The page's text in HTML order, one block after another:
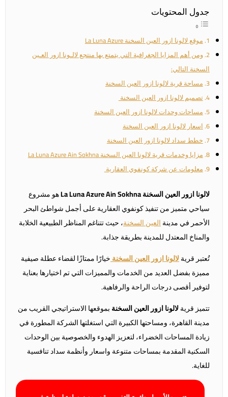
جدول المحتويات
موقع لالونا ازور العين السخنة La Luna Azure
ومن أهم المزايا الجغرافية التي يتمتع بها منتجع لالـونا ازور العـين
السخنة التالي:
مساحة قرية لالونا ازور العين السخنة
تصميم لالونا ازور العين السخنة
مساحات وحدات لالونا ازور العين السخنة
اسعار لالونا ازور العين السخنة
خطط سداد لالونا ازور العين السخنة
مزايا وخدمات قرية لالونا العين السخنة La Luna Azure Ain Sokhna
معلومات عن شركة كونفوي العقارية
لالونا ازور العين السخنة La Luna Azure Ain Sokhna
هو مشروع
سياحي متميز من تنفيذ كونفوي العقارية على أجمل شواطئ البحر
الأحمر في مدينةالعين السخنة، حيث تتناغم المناظر الطبيعية الخلابة
والمناخ المعتدل للمدينة بطريقة جذابة.
تُعتبر قريةلالونا ازور العين السخنةخيارًا ممتازًا لقضاء عطلة صيفية
مميزة بفضل العديد من الخدمات والمميزات التي تم اختيارها بعناية
لتوفير أقصى درجات الراحة والرفاهية.
تتميز قريةلالونا ازور العين السخنةبموقعها الاستراتيجي القريب من
مدينة القاهرة، ومساحتها الكبيرة التي استغلتها الشركة المطورة في
زيادة المساحات الخضراء، لتعزيز الهدوء والخصوصية بين الوحدات
السكنية المقدمة بمساحات متنوعة واسعار وأنظمة سداد تنافسية
للغاية.